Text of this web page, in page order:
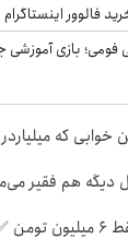
فالوور اینستاگرام
فومی؛ بازی
خوابی که
✅